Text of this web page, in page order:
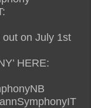
out on July 1st
HERE: